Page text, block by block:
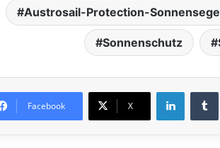
Austrosail-Protection-
Sonnenschutz
Facebook X